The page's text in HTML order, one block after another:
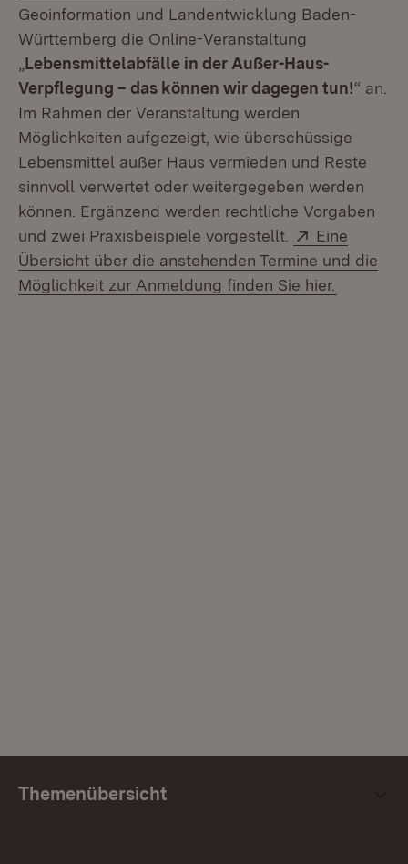
Geoinformation und Landentwicklung Baden-
Württemberg die Online-Veranstaltung
Lebensmittelabfälle in der Außer-Haus-
Verpflegung – das können wir dagegen tun!“ an.
Im Rahmen der Veranstaltung werden
Möglichkeiten aufgezeigt, wie überschüssige
Lebensmittel außer Haus vermieden und Reste
sinnvoll verwertet oder weitergegeben werden
können. Ergänzend werden rechtliche Vorgaben
und zwei Praxisbeispiele vorgestellt.
Extern:
Eine
Übersicht über die anstehenden Termine und die
Möglichkeit zur Anmeldung finden Sie hier.
Themenübersicht